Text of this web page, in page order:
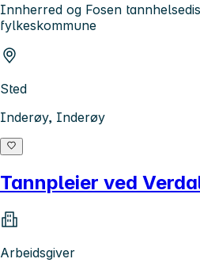
Innherred og Fosen
fylkeskommune
Sted
Inderøy, Inderøy
Tannpleier ved
Arbeidsgiver